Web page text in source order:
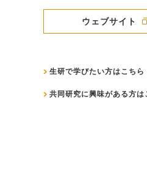
ウェブサイト
生研で学びたい方はこちら
共同研究に興味がある方は